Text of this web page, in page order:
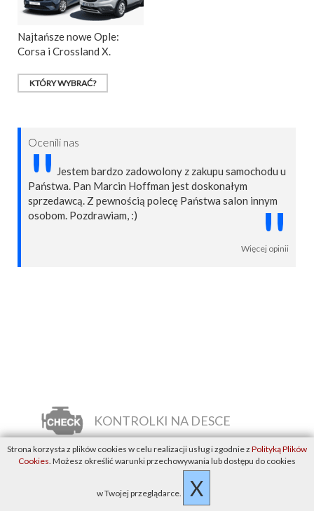
Najtańsze nowe Ople:
Corsa i Crossland X.
KTÓRY WYBRAĆ?
Ocenili nas
"Jestem bardzo zadowolony z zakupu samochodu u
Państwa. Pan Marcin Hoffman jest doskonałym
sprzedawcą. Z pewnością polecę Państwa salon innym
osobom. Pozdrawiam, :)
"
Więcej opinii
KONTROLKI NA DESCE
WYMIANA OLEJU
Strona korzysta z plików cookies w celu realizacji usług i zgodnie z Polityką Plików
Cookies. Możesz określić warunki przechowywania lub dostępu do cookies
w Twojej przeglądarce. X